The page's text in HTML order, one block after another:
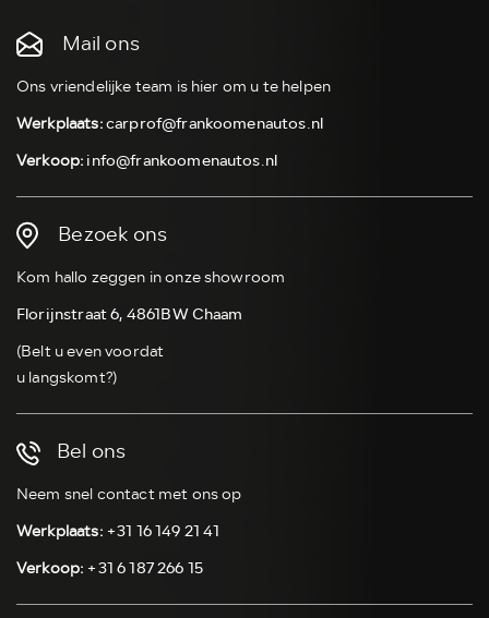
Mail ons
Ons vriendelijke team is hier om u te helpen
Werkplaats:carprof@frankoomenautos.nl
Verkoop:info@frankoomenautos.nl
Bezoek ons
Kom hallo zeggen in onze showroom
Florijnstraat 6, 4861BW Chaam
(Belt u even voordat
u langskomt?)
Bel ons
Neem snel contact met ons op
Werkplaats: +31 16 149 21 41
Verkoop:+31 6 187 266 15